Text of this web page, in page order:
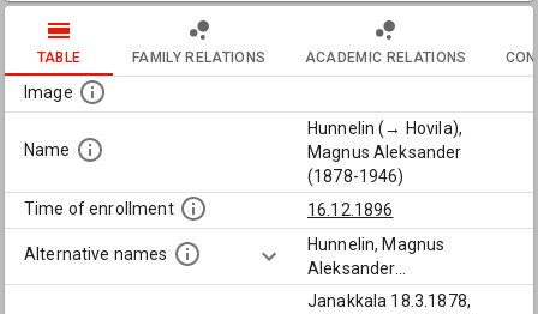
(1878-1946)
TABLE FAMILY RELATIONS ACADEMIC RELATIONS
Image
Name
Hunnelin (→ Hovila),
Magnus Aleksander
(1878-1946)
Time of enrollment
16.12.1896
Alternative names
Hunnelin, Magnus
Aleksander...
Janakkala 18.3.1878,